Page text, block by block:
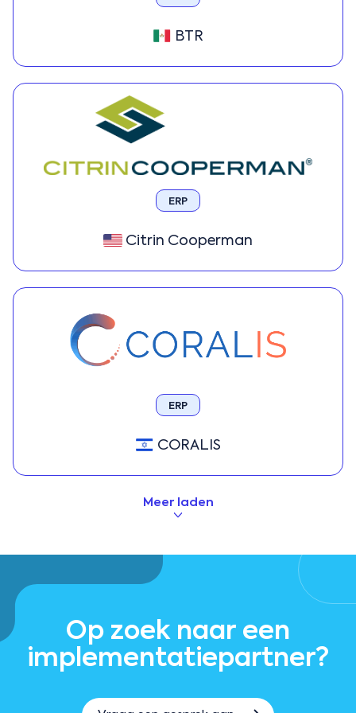
BTR
ERP
Citrin Cooperman
ERP
CORALIS
Meer laden
Op zoek naar een
implementatiepartner?